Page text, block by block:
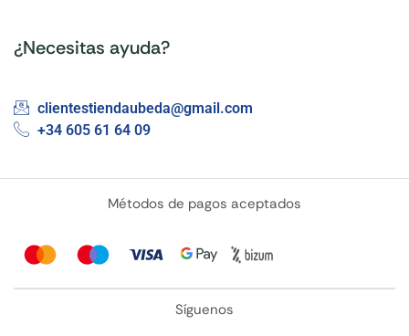
¿Necesitas ayuda?
clientestiendaubeda@gmail.com
+34 605 61 64 09
Métodos de pagos aceptados
Síguenos